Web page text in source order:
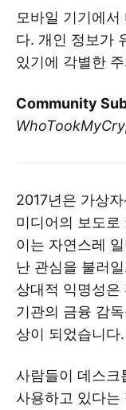
모바일 기기에
다. 개인 정보가
있기에 각별한
Community
2017년은 가상
미디어의 보도로
이는 자연스레
난 관심을 불러
상대적 익명성은
기관의 금융 감
상이 되었습니다.
사람들이 데스크
사용하고 있다는